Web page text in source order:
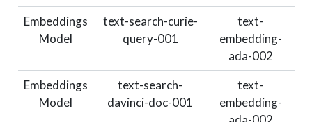
Embeddings
Model
text-search-curie-
query-001
text-
embedding-
ada-002
Embeddings
Model
text-search-
davinci-doc-001
text-
embedding-